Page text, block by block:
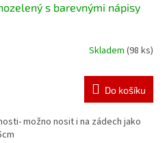
s barevnými nápisy
Skladem (98 ks)
Do košíku
možno nosit i na zádech jako